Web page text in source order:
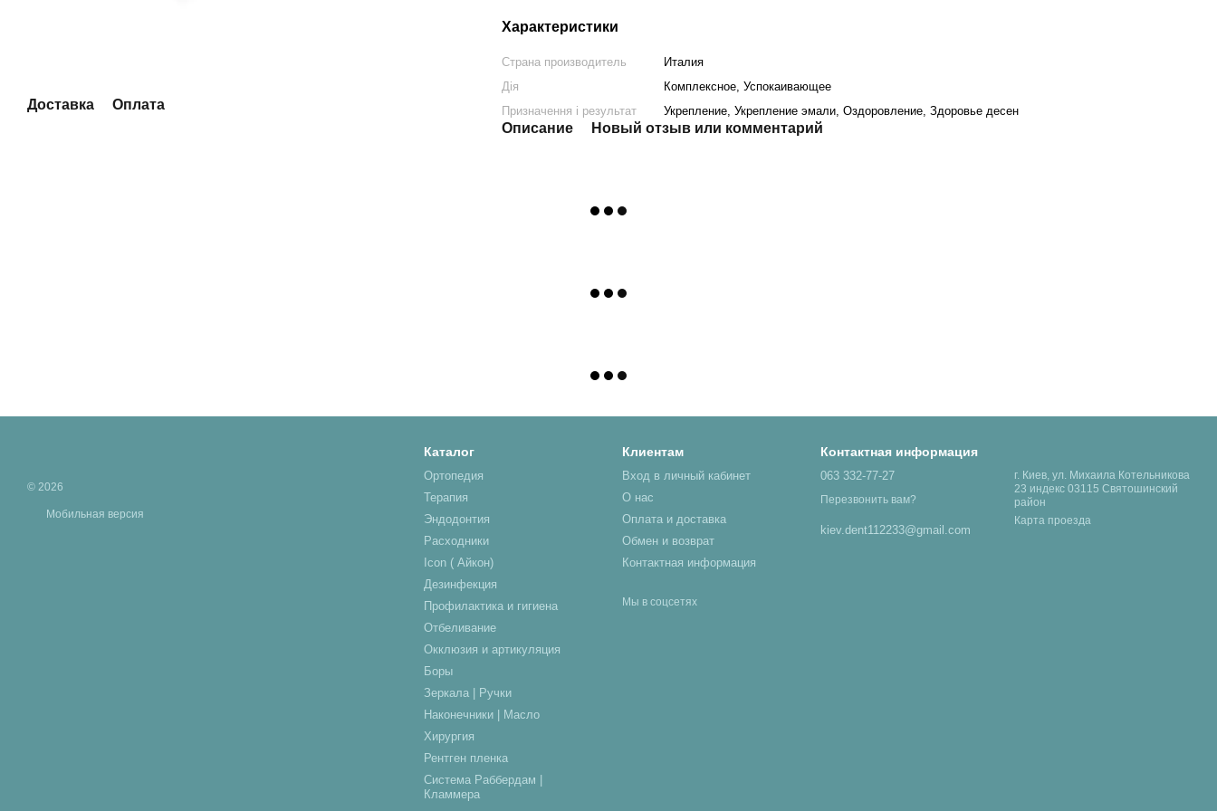
Доставка Оплата
Характеристики
Страна производитель
Италия
Дія
Комплексное, Успокаивающее
Призначення і результат
Укрепление, Укрепление эмали, Оздоровление, Здоровье десен
Описание Новый отзыв или комментарий
© 2026
Мобильная версия
Каталог
Ортопедия
Терапия
Эндодонтия
Расходники
Icon ( Айкон)
Дезинфекция
Профилактика и гигиена
Отбеливание
Окклюзия и артикуляция
Боры
Зеркала | Ручки
Наконечники | Масло
Хирургия
Рентген пленка
Система Раббердам |
Кламмера
Клиентам
Вход в личный кабинет
О нас
Оплата и доставка
Обмен и возврат
Контактная информация
Мы в соцсетях
Контактная информация
063 332-77-27
Перезвонить вам?
kiev.dent112233@gmail.com
г. Киев, ул. Михаила Котельникова
23 индекс 03115 Святошинский
район
Карта проезда